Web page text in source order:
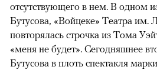
отсутствующего в нем. В одном
Бутусова, «Войцеке» Театра им.
повторялась строчка из Тома
«меня не будет». Сегодняшнее
Бутусова в плоть спектакля